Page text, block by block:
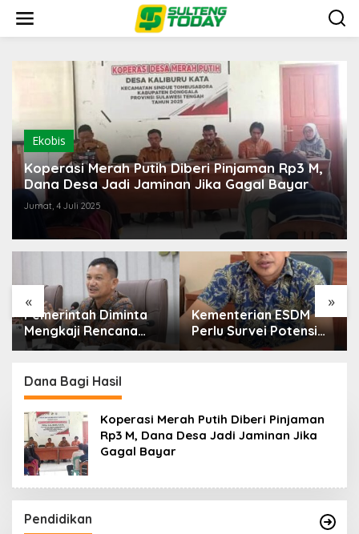
konten
Ekobis
Koperasi Merah Putih Diberi Pinjaman Rp3 M,
Dana Desa Jadi Jaminan Jika Gagal Bayar
Jumat, 4 Juli 2025
« »
Kementerian ESDM
Perlu Survei Potensi
Helium di Sesar Palu-
untuk Mendukung
Industri Teknologi
Masa Depan
Prof Hanief Ghafur:
Ketua Umum PBNU
Harus Diseleksi Ahwa
Dana Bagi Hasil
Koperasi Merah Putih Diberi Pinjaman
Rp3 M, Dana Desa Jadi Jaminan Jika
Gagal Bayar
Pendidikan